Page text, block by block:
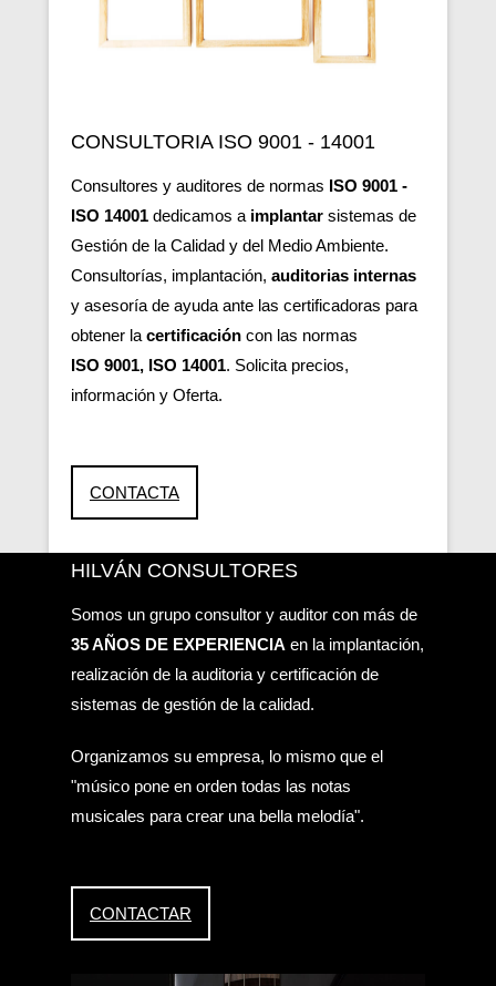
CONSULTORIA ISO 9001 - 14001
Consultores y auditores de normas ISO 9001 -
ISO 14001 dedicamos a implantar sistemas de
Gestión de la Calidad y del Medio Ambiente.
Consultorías, implantación, auditorias internas
y asesoría de ayuda ante las certificadoras para
obtener la certificación con las normas
ISO 9001, ISO 14001. Solicita precios,
información y Oferta.
CONTACTA
HILVÁN CONSULTORES
Somos un grupo consultor y auditor con más de
35 AÑOS DE EXPERIENCIA en la implantación,
realización de la auditoria y certificación de
sistemas de gestión de la calidad.
Organizamos su empresa, lo mismo que el
"músico pone en orden todas las notas
musicales para crear una bella melodía".
CONTACTAR